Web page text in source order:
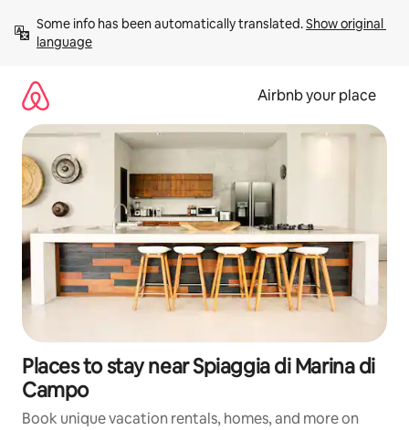
content
Some info has been automatically translated. Show original
language
Airbnb your place
Places to stay near Spiaggia di Marina di
Campo
Book unique vacation rentals, homes, and more on